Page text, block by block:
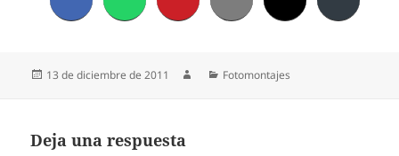
Publicado
13 de diciembre de 2011 Autor Categorías
Fotomontajes
Deja una respuesta